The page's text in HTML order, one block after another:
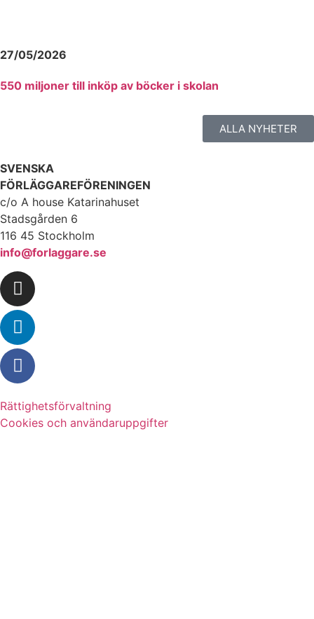
27/05/2026
550 miljoner till inköp av böcker i skolan
ALLA NYHETER
SVENSKA
FÖRLÄGGAREFÖRENINGEN
c/o A house Katarinahuset
Stadsgården 6
116 45 Stockholm
info@forlaggare.se
Rättighetsförvaltning
Cookies och användaruppgifter